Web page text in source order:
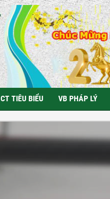
CT TIÊU BIỂU VB PHÁP LÝ